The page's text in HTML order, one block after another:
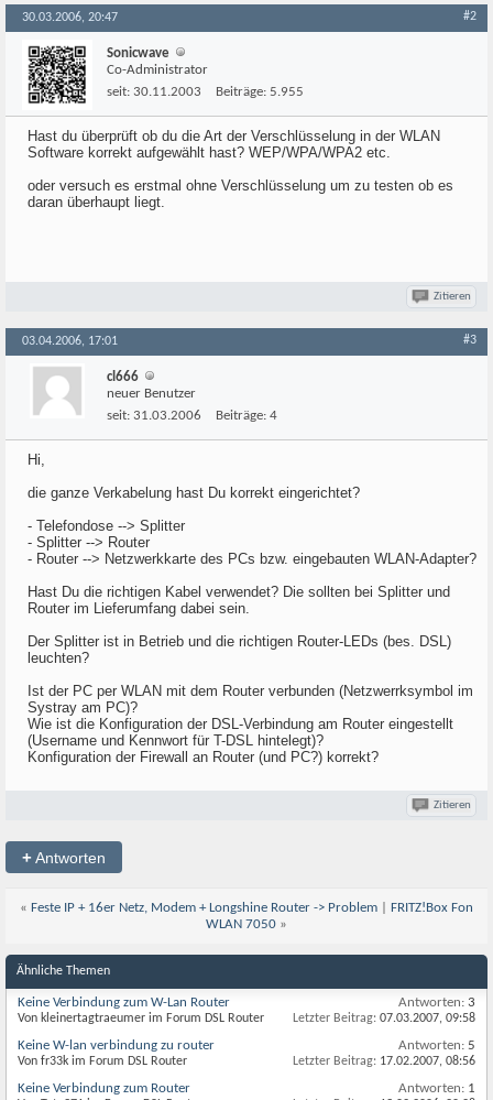
30.03.2006, 20:47 #2
Sonicwave
Co-Administrator
seit: 30.11.2003 Beiträge: 5.955
Hast du überprüft ob du die Art der Verschlüsselung in der WLAN
Software korrekt aufgewählt hast? WEP/WPA/WPA2 etc.
oder versuch es erstmal ohne Verschlüsselung um zu testen ob es
daran überhaupt liegt.
Zitieren
03.04.2006, 17:01 #3
cl666
neuer Benutzer
seit: 31.03.2006 Beiträge: 4
Hi,
die ganze Verkabelung hast Du korrekt eingerichtet?
- Telefondose --> Splitter
- Splitter --> Router
- Router --> Netzwerkkarte des PCs bzw. eingebauten WLAN-Adapter?
Hast Du die richtigen Kabel verwendet? Die sollten bei Splitter und
Router im Lieferumfang dabei sein.
Der Splitter ist in Betrieb und die richtigen Router-LEDs (bes. DSL)
leuchten?
Ist der PC per WLAN mit dem Router verbunden (Netzwerrksymbol im
Systray am PC)?
Wie ist die Konfiguration der DSL-Verbindung am Router eingestellt
(Username und Kennwort für T-DSL hintelegt)?
Konfiguration der Firewall an Router (und PC?) korrekt?
Zitieren
+Antworten
« Feste IP + 16er Netz, Modem + Longshine Router -> Problem
FRITZ!Box Fon
WLAN 7050 »
Ähnliche Themen
Keine Verbindung zum W-Lan Router
Von kleinertagtraeumer im Forum DSL Router
Antworten: 3
Letzter Beitrag: 07.03.2007, 09:58
Keine W-lan verbindung zu router
Von fr33k im Forum DSL Router
Antworten: 5
Letzter Beitrag: 17.02.2007, 08:56
Keine Verbindung zum Router Antworten: 1